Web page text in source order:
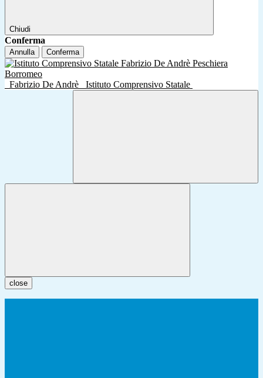
Chiudi
Conferma
Annulla Conferma
Fabrizio De Andrè Istituto Comprensivo Statale
close